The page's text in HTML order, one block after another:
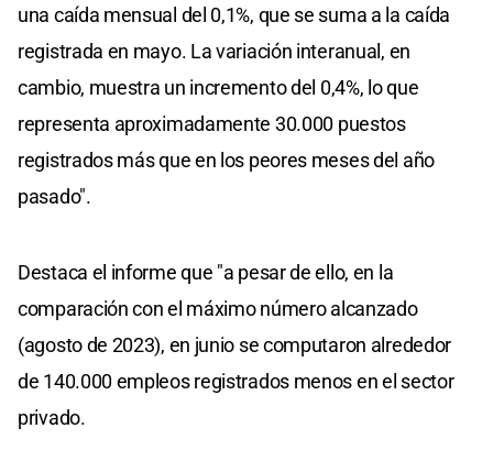
una caída mensual del 0,1%, que se suma a la caída
registrada en mayo. La variación interanual, en
cambio, muestra un incremento del 0,4%, lo que
representa aproximadamente 30.000 puestos
registrados más que en los peores meses del año
pasado".
Destaca el informe que "a pesar de ello, en la
comparación con el máximo número alcanzado
(agosto de 2023), en junio se computaron alrededor
de 140.000 empleos registrados menos en el sector
privado.